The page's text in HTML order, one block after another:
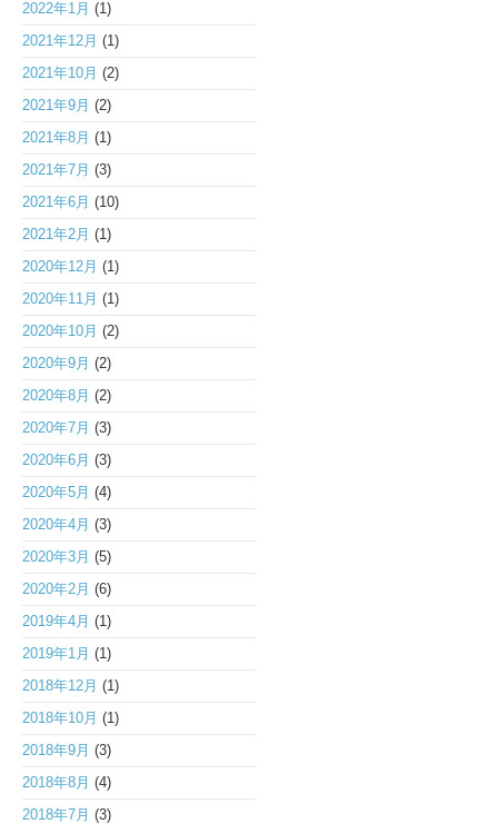
2022年1月 (1)
2021年12月 (1)
2021年10月 (2)
2021年9月 (2)
2021年8月 (1)
2021年7月 (3)
2021年6月 (10)
2021年2月 (1)
2020年12月 (1)
2020年11月 (1)
2020年10月 (2)
2020年9月 (2)
2020年8月 (2)
2020年7月 (3)
2020年6月 (3)
2020年5月 (4)
2020年4月 (3)
2020年3月 (5)
2020年2月 (6)
2019年4月 (1)
2019年1月 (1)
2018年12月 (1)
2018年10月 (1)
2018年9月 (3)
2018年8月 (4)
2018年7月 (3)